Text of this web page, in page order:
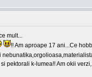
mult...
!! Am aproape 17 ani...Ce
k-lumea!! Am okii